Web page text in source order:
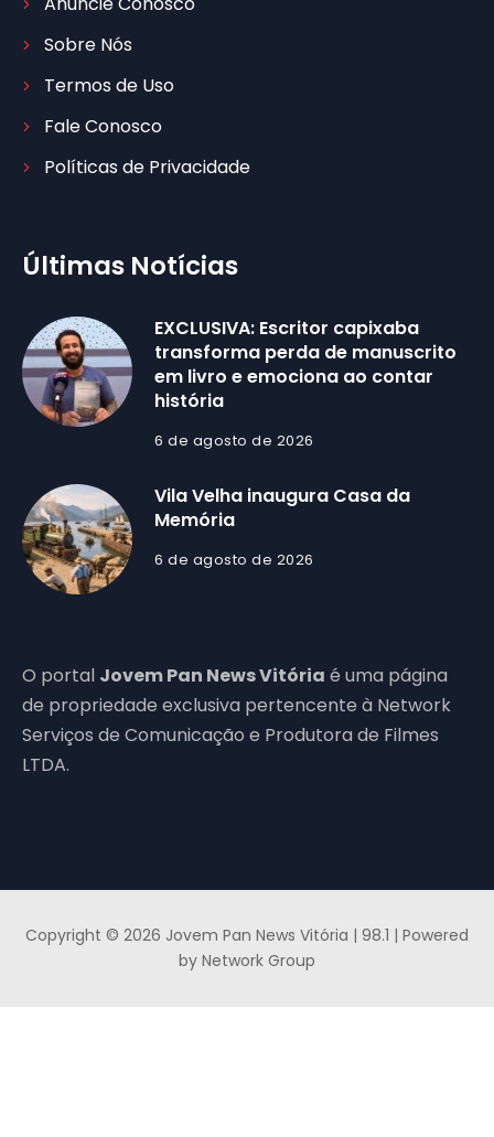
Sobre Nós
Termos de Uso
Fale Conosco
Políticas de Privacidade
Últimas Notícias
EXCLUSIVA: Escritor capixaba
transforma perda de manuscrito
em livro e emociona ao contar
história
6 de agosto de 2026
Vila Velha inaugura Casa da
Memória
6 de agosto de 2026
O portal Jovem Pan News Vitória é uma página
de propriedade exclusiva pertencente à Network
Serviços de Comunicação e Produtora de Filmes
LTDA.
Copyright © 2026 Jovem Pan News Vitória | 98.1 | Powered
by Network Group